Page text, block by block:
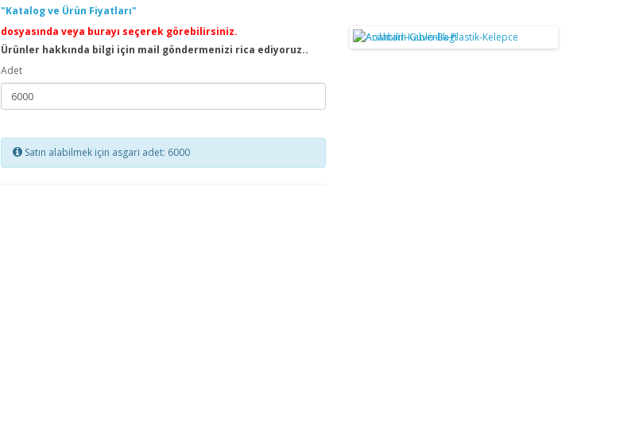
"Katalog ve Ürün Fiyatları"
dosyasında veya burayı seçerek görebilirsiniz.
Ürünler hakkında bilgi için mail göndermenizi rica ediyoruz..
Adet
Satın alabilmek için asgari adet: 6000